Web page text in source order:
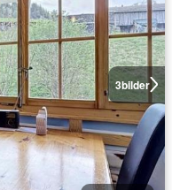
3bilder